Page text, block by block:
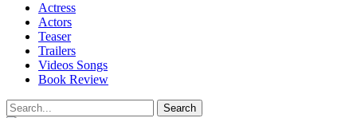
Actress
Actors
Teaser
Trailers
Videos Songs
Book Review